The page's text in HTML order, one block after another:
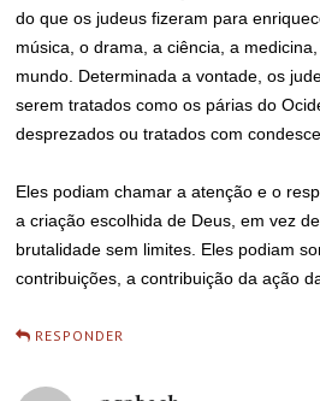
do que os judeus fizeram para
música, o drama, a ciência, a
mundo. Determinada a vontade, os
serem tratados como os párias do
desprezados ou tratados com
Eles podiam chamar a atenção e o
a criação escolhida de Deus, em vez
brutalidade sem limites. Eles podiam
contribuições, a contribuição da ação
RESPONDER